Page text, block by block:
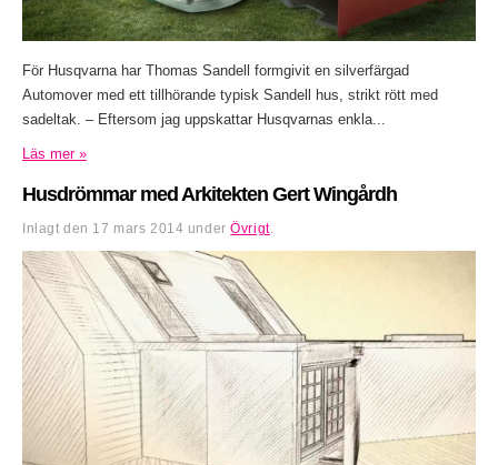
För Husqvarna har Thomas Sandell formgivit en silverfärgad
Automover med ett tillhörande typisk Sandell hus, strikt rött med
sadeltak. – Eftersom jag uppskattar Husqvarnas enkla...
Läs mer »
Husdrömmar med Arkitekten Gert Wingårdh
Inlagt den 17 mars 2014 underÖvrigt.